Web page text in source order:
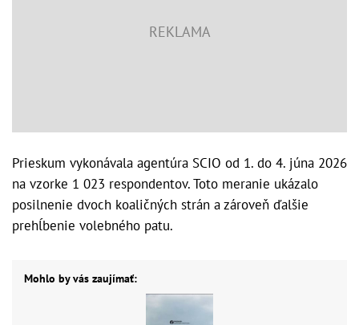
Prieskum vykonávala agentúra SCIO od 1. do 4. júna 2026
na vzorke 1 023 respondentov. Toto meranie ukázalo
posilnenie dvoch koaličných strán a zároveň ďalšie
prehĺbenie volebného patu.
Mohlo by vás zaujímať: